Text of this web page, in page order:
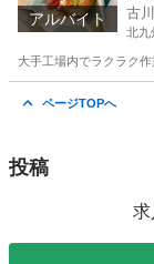
アルバイト 古
北九
大手工場内でラクラク
ページTOPへ
投稿
求